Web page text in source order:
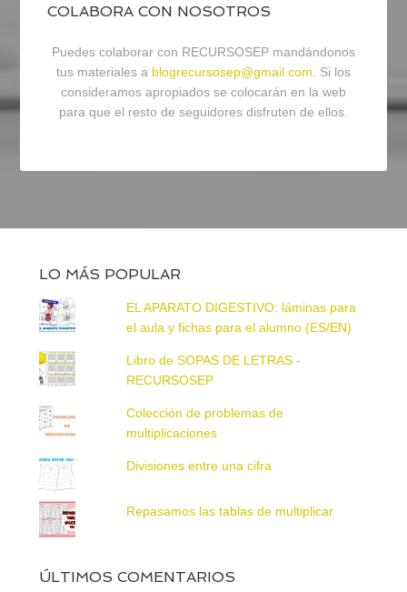
COLABORA CON NOSOTROS
Puedes colaborar con RECURSOSEP mandándonos
tus materiales a blogrecursosep@gmail.com. Si los
consideramos apropiados se colocarán en la web
para que el resto de seguidores disfruten de ellos.
LO MÁS POPULAR
EL APARATO DIGESTIVO: láminas para
el aula y fichas para el alumno (ES/EN)
Libro de SOPAS DE LETRAS -
RECURSOSEP
Colección de problemas de
multiplicaciones
Divisiones entre una cifra
Repasamos las tablas de multiplicar
ÚLTIMOS COMENTARIOS